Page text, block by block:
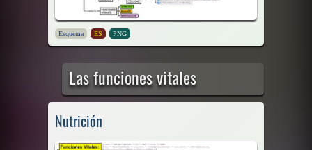
Esquema ES PNG
Las funciones vitales
Nutrición